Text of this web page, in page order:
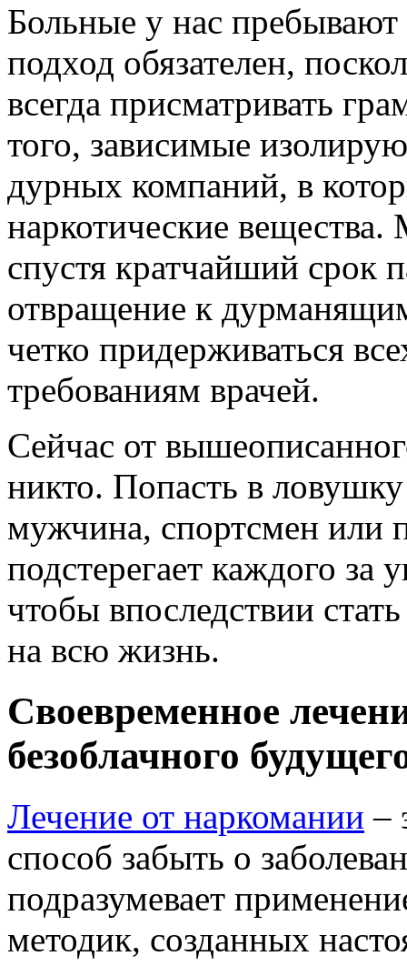
Больные у нас
подход обязателен,
всегда присматривать
того, зависимые
дурных компаний, в
наркотические
спустя кратчайший срок
отвращение к
четко придерживаться
требованиям врачей.
Сейчас от
никто. Попасть в
мужчина, спортсмен или
подстерегает каждого за
чтобы впоследствии
на всю жизнь.
Своевременное
безоблачного
Лечение от наркомании –
способ забыть о
подразумевает
методик, созданных